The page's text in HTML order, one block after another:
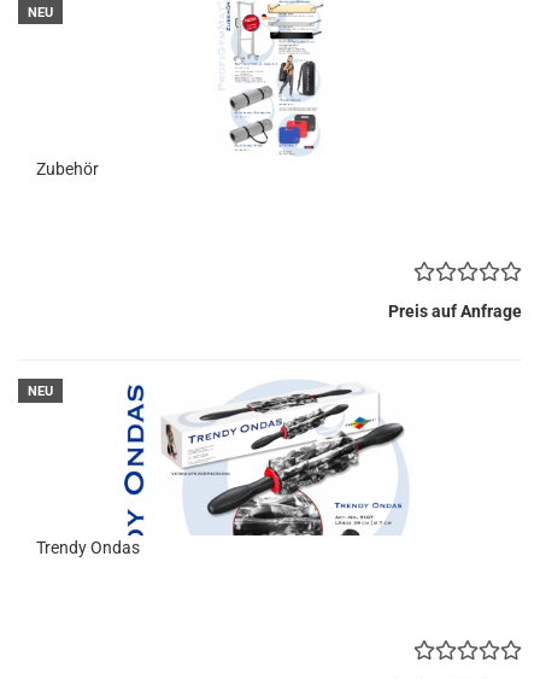
NEU
Zubehör
Preis auf Anfrage
NEU
Trendy Ondas